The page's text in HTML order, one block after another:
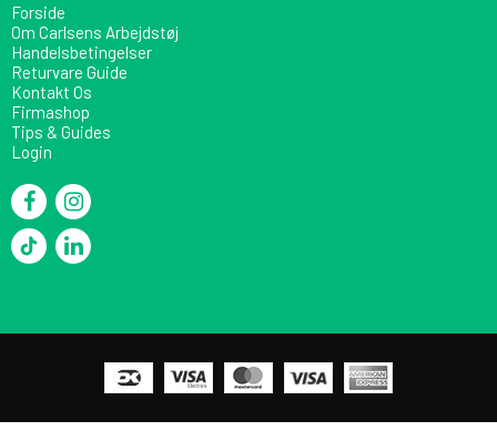
Forside
Om Carlsens Arbejdstøj
Handelsbetingelser
Returvare Guide
Kontakt Os
Firmashop
Tips & Guides
Login